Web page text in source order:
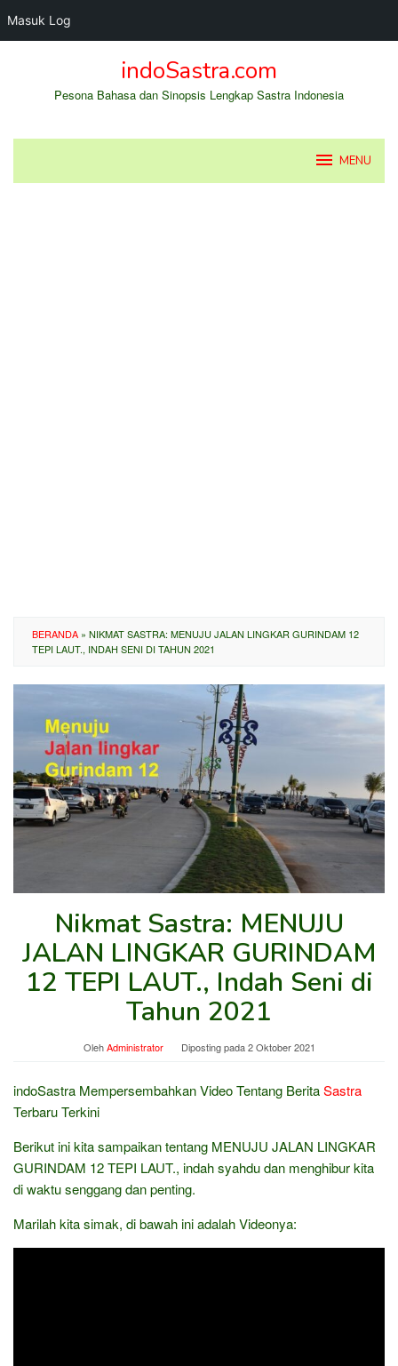
Masuk Log
indoSastra.com
Pesona Bahasa dan Sinopsis Lengkap Sastra Indonesia
MENU
BERANDA » NIKMAT SASTRA: MENUJU JALAN LINGKAR GURINDAM 12
TEPI LAUT., INDAH SENI DI TAHUN 2021
Nikmat Sastra: MENUJU
JALAN LINGKAR GURINDAM
12 TEPI LAUT., Indah Seni di
Tahun 2021
OlehAdministrator Diposting pada2 Oktober 2021
indoSastra Mempersembahkan Video Tentang BeritaSastra
Terbaru Terkini
Berikut ini kita sampaikan tentang MENUJU JALAN LINGKAR
GURINDAM 12 TEPI LAUT., indah syahdu dan menghibur kita
di waktu senggang dan penting.
Marilah kita simak, di bawah ini adalah Videonya: